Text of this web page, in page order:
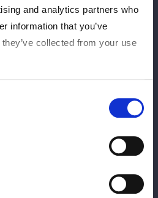
and analytics partners who
information that you’ve
collected from your use
、２人まとめてブレーンバスター。
ピアを放つ。ＡＺＭが舞華にドロッ
を狙うが、舞華がこらえる。しかし
固め。ゆりあがカットするが、鈴季
なめんな！」とＰＫ。ゆりあを引き
ＺＭを持ち上げ、ゆりあのドロップ
合い。ＡＺＭが挑発し、ゆりあが連
キックの挟み撃ち。しかし、ゆりあ
りあにミサイルキック。ゆりあが立